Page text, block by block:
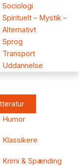
Sociologi
Spirituelt – Mystik –
Alternativt
Sprog
Transport
Uddannelse
Humor
Klassikere
Krimi & Spænding